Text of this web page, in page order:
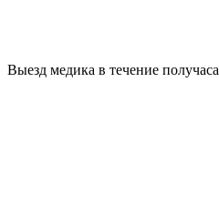
Выезд медика в течение получаса